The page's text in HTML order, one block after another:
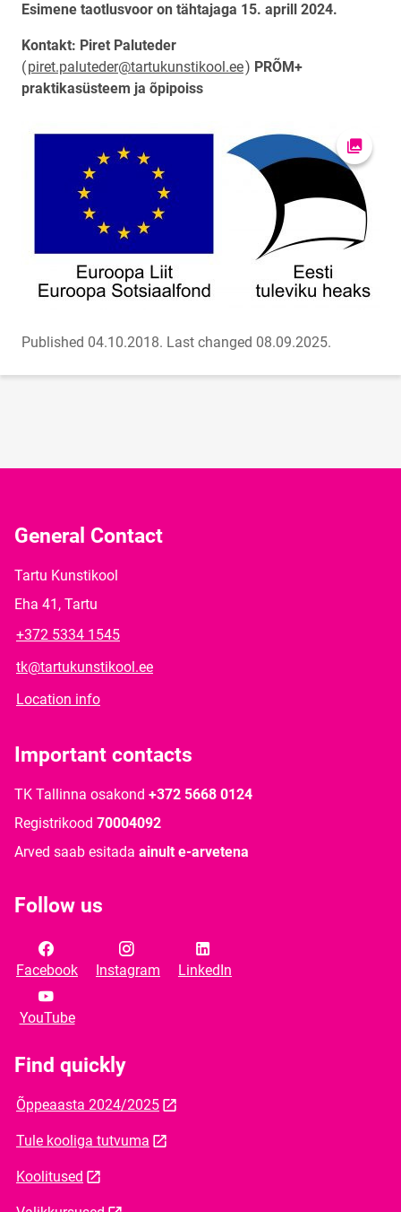
Esimene taotlusvoor on tähtajaga 15. aprill 2024.
Kontakt: Piret Paluteder
(piret.paluteder@tartukunstikool.ee) PRÕM+
praktikasüsteem ja õpipoiss
Open
Published 04.10.2018. Last changed 08.09.2025.
General Contact
Tartu Kunstikool
Eha 41, Tartu
+372 5334 1545
tk@tartukunstikool.ee
Location info
Important contacts
TK Tallinna osakond +372 5668 0124
Registrikood 70004092
Arved saab esitada ainult e-arvetena
Follow us
Facebook Instagram LinkedIn
YouTube
Find quickly
Õppeaasta 2024/2025
Tule kooliga tutvuma
Koolitused